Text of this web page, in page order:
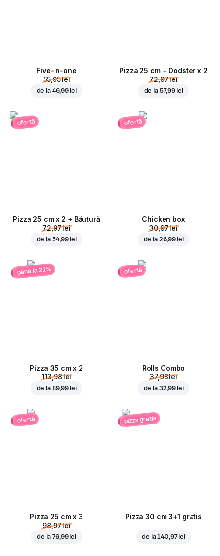
Five-in-one
55,95 lei
de la 46,99 lei
Pizza 25 cm + Dodster x 2
72,97 lei
de la 57,99 lei
ofertă
Pizza 25 cm x 2 + Băutură
72,97 lei
de la 54,99 lei
ofertă
Chicken box
30,97 lei
de la 26,99 lei
până la 21%
Pizza 35 cm x 2
113,98 lei
de la 89,99 lei
ofertă
Rolls Combo
37,98 lei
de la 32,99 lei
ofertă
Pizza 25 cm x 3
98,97 lei
de la76,99 lei
pizza gratis
Pizza 30 cm 3+1 gratis
de la140,97 lei